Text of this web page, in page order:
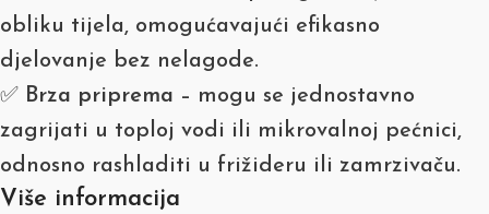
obliku tijela, omogućavajući efikasno
djelovanje bez nelagode.
✅ Brza priprema – mogu se jednostavno
zagrijati u toploj vodi ili mikrovalnoj pećnici,
odnosno rashladiti u frižideru ili zamrzivaču.
Više informacija